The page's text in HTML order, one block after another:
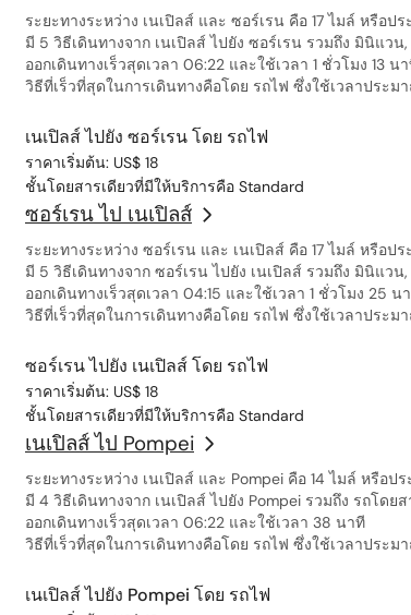
ระยะทางระหว่าง เนเปิลส์ และ ซอร์เรน คือ 17 ไมล์ หรือป
มี 5 วิธีเดินทางจาก เนเปิลส์ ไปยัง ซอร์เรน รวมถึง มินิแว
ออกเดินทางเร็วสุดเวลา 06:22 และใช้เวลา 1 ชั่วโมง 13 น
วิธีที่เร็วที่สุดในการเดินทางคือโดย รถไฟ ซึ่งใช้เวลาประม
เนเปิลส์ ไปยัง ซอร์เรน โดย รถไฟ
ราคาเริ่มต้น: US$ 18
ชั้นโดยสารเดียวที่มีให้บริการคือ Standard
ซอร์เรน ไป เนเปิลส์
ระยะทางระหว่าง ซอร์เรน และ เนเปิลส์ คือ 17 ไมล์ หรือป
มี 5 วิธีเดินทางจาก ซอร์เรน ไปยัง เนเปิลส์ รวมถึง มินิแว
ออกเดินทางเร็วสุดเวลา 04:15 และใช้เวลา 1 ชั่วโมง 25 น
วิธีที่เร็วที่สุดในการเดินทางคือโดย รถไฟ ซึ่งใช้เวลาประม
ซอร์เรน ไปยัง เนเปิลส์ โดย รถไฟ
ราคาเริ่มต้น: US$ 18
ชั้นโดยสารเดียวที่มีให้บริการคือ Standard
เนเปิลส์ ไป Pompei
ระยะทางระหว่าง เนเปิลส์ และ Pompei คือ 14 ไมล์ หรือป
มี 4 วิธีเดินทางจาก เนเปิลส์ ไปยัง Pompei รวมถึง รถโด
ออกเดินทางเร็วสุดเวลา 06:22 และใช้เวลา 38 นาที
วิธีที่เร็วที่สุดในการเดินทางคือโดย รถไฟ ซึ่งใช้เวลาประ
เนเปิลส์ ไปยัง Pompei โดย รถไฟ